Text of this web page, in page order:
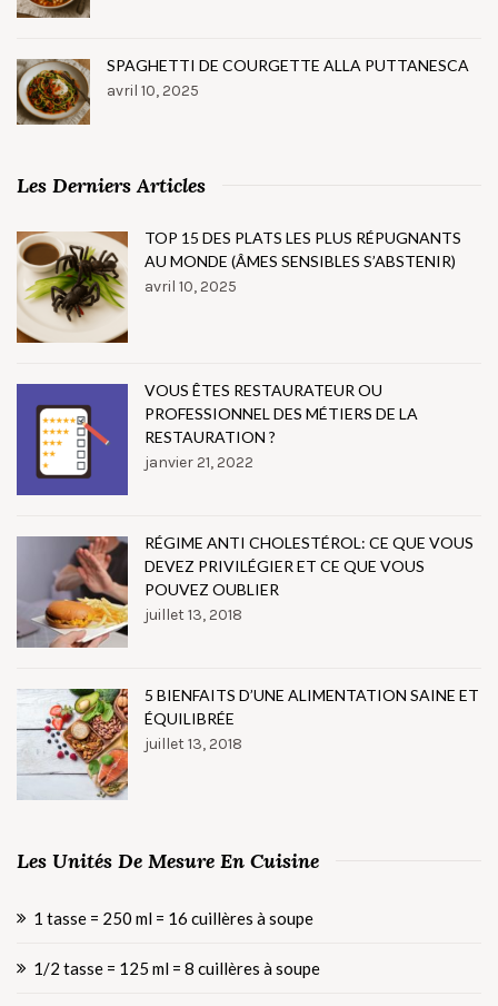
SPAGHETTI DE COURGETTE ALLA PUTTANESCA
avril 10, 2025
Les Derniers Articles
TOP 15 DES PLATS LES PLUS RÉPUGNANTS
AU MONDE (ÂMES SENSIBLES S’ABSTENIR)
avril 10, 2025
VOUS ÊTES RESTAURATEUR OU
PROFESSIONNEL DES MÉTIERS DE LA
RESTAURATION ?
janvier 21, 2022
RÉGIME ANTI CHOLESTÉROL: CE QUE VOUS
DEVEZ PRIVILÉGIER ET CE QUE VOUS
POUVEZ OUBLIER
juillet 13, 2018
5 BIENFAITS D’UNE ALIMENTATION SAINE ET
ÉQUILIBRÉE
juillet 13, 2018
Les Unités De Mesure En Cuisine
1 tasse = 250 ml = 16 cuillères à soupe
1/2 tasse = 125 ml = 8 cuillères à soupe